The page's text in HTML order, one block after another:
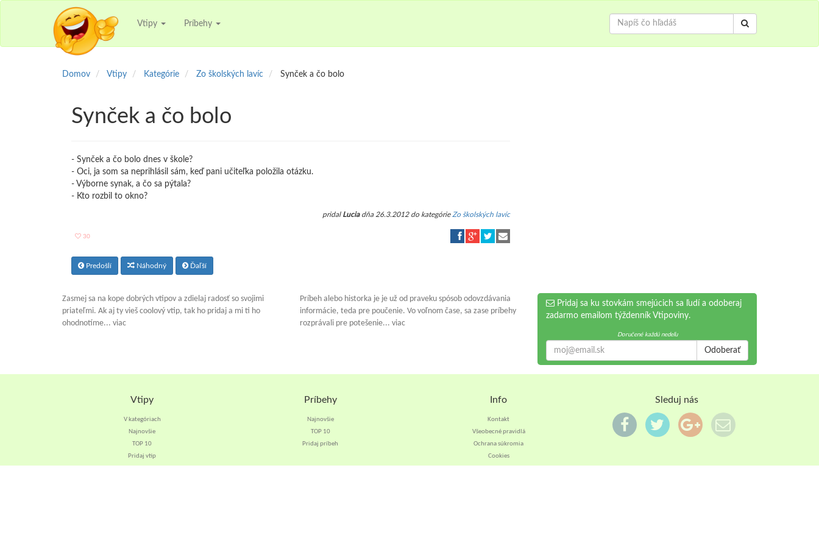
Vtipy Príbehy
Domov Vtipy Kategórie Zo školských lavíc Synček a čo bolo
Synček a čo bolo
- Synček a čo bolo dnes v škole?
- Oci, ja som sa neprihlásil sám, keď pani učiteľka položila otázku.
- Výborne synak, a čo sa pýtala?
- Kto rozbil to okno?
pridal Luciadňa 26.3.2012 do kategórie Zo školských lavíc
30
Predošlí Náhodný Ďaľší
Zasmej sa na kope dobrých vtipov a zdielaj radosť so svojimi
priateľmi. Ak aj ty vieš coolový vtip, tak ho pridaj a mi ti ho
ohodnotíme... viac
Príbeh alebo historka je je už od praveku spósob odovzdávania
informácie, teda pre poučenie. Vo voľnom čase, sa zase príbehy
rozprávali pre potešenie... viac
Pridaj sa ku stovkám smejúcich sa ľudí a odoberaj
zadarmo emailom týždenník Vtipoviny.
Doručené každú nedeľu
Odoberať
Vtipy
V kategóriach
Najnovšie
TOP 10
Pridaj vtip
Príbehy
Najnovšie
TOP 10
Pridaj príbeh
Info
Kontakt
Všeobecné pravidlá
Ochrana súkromia
Cookies
Sleduj nás